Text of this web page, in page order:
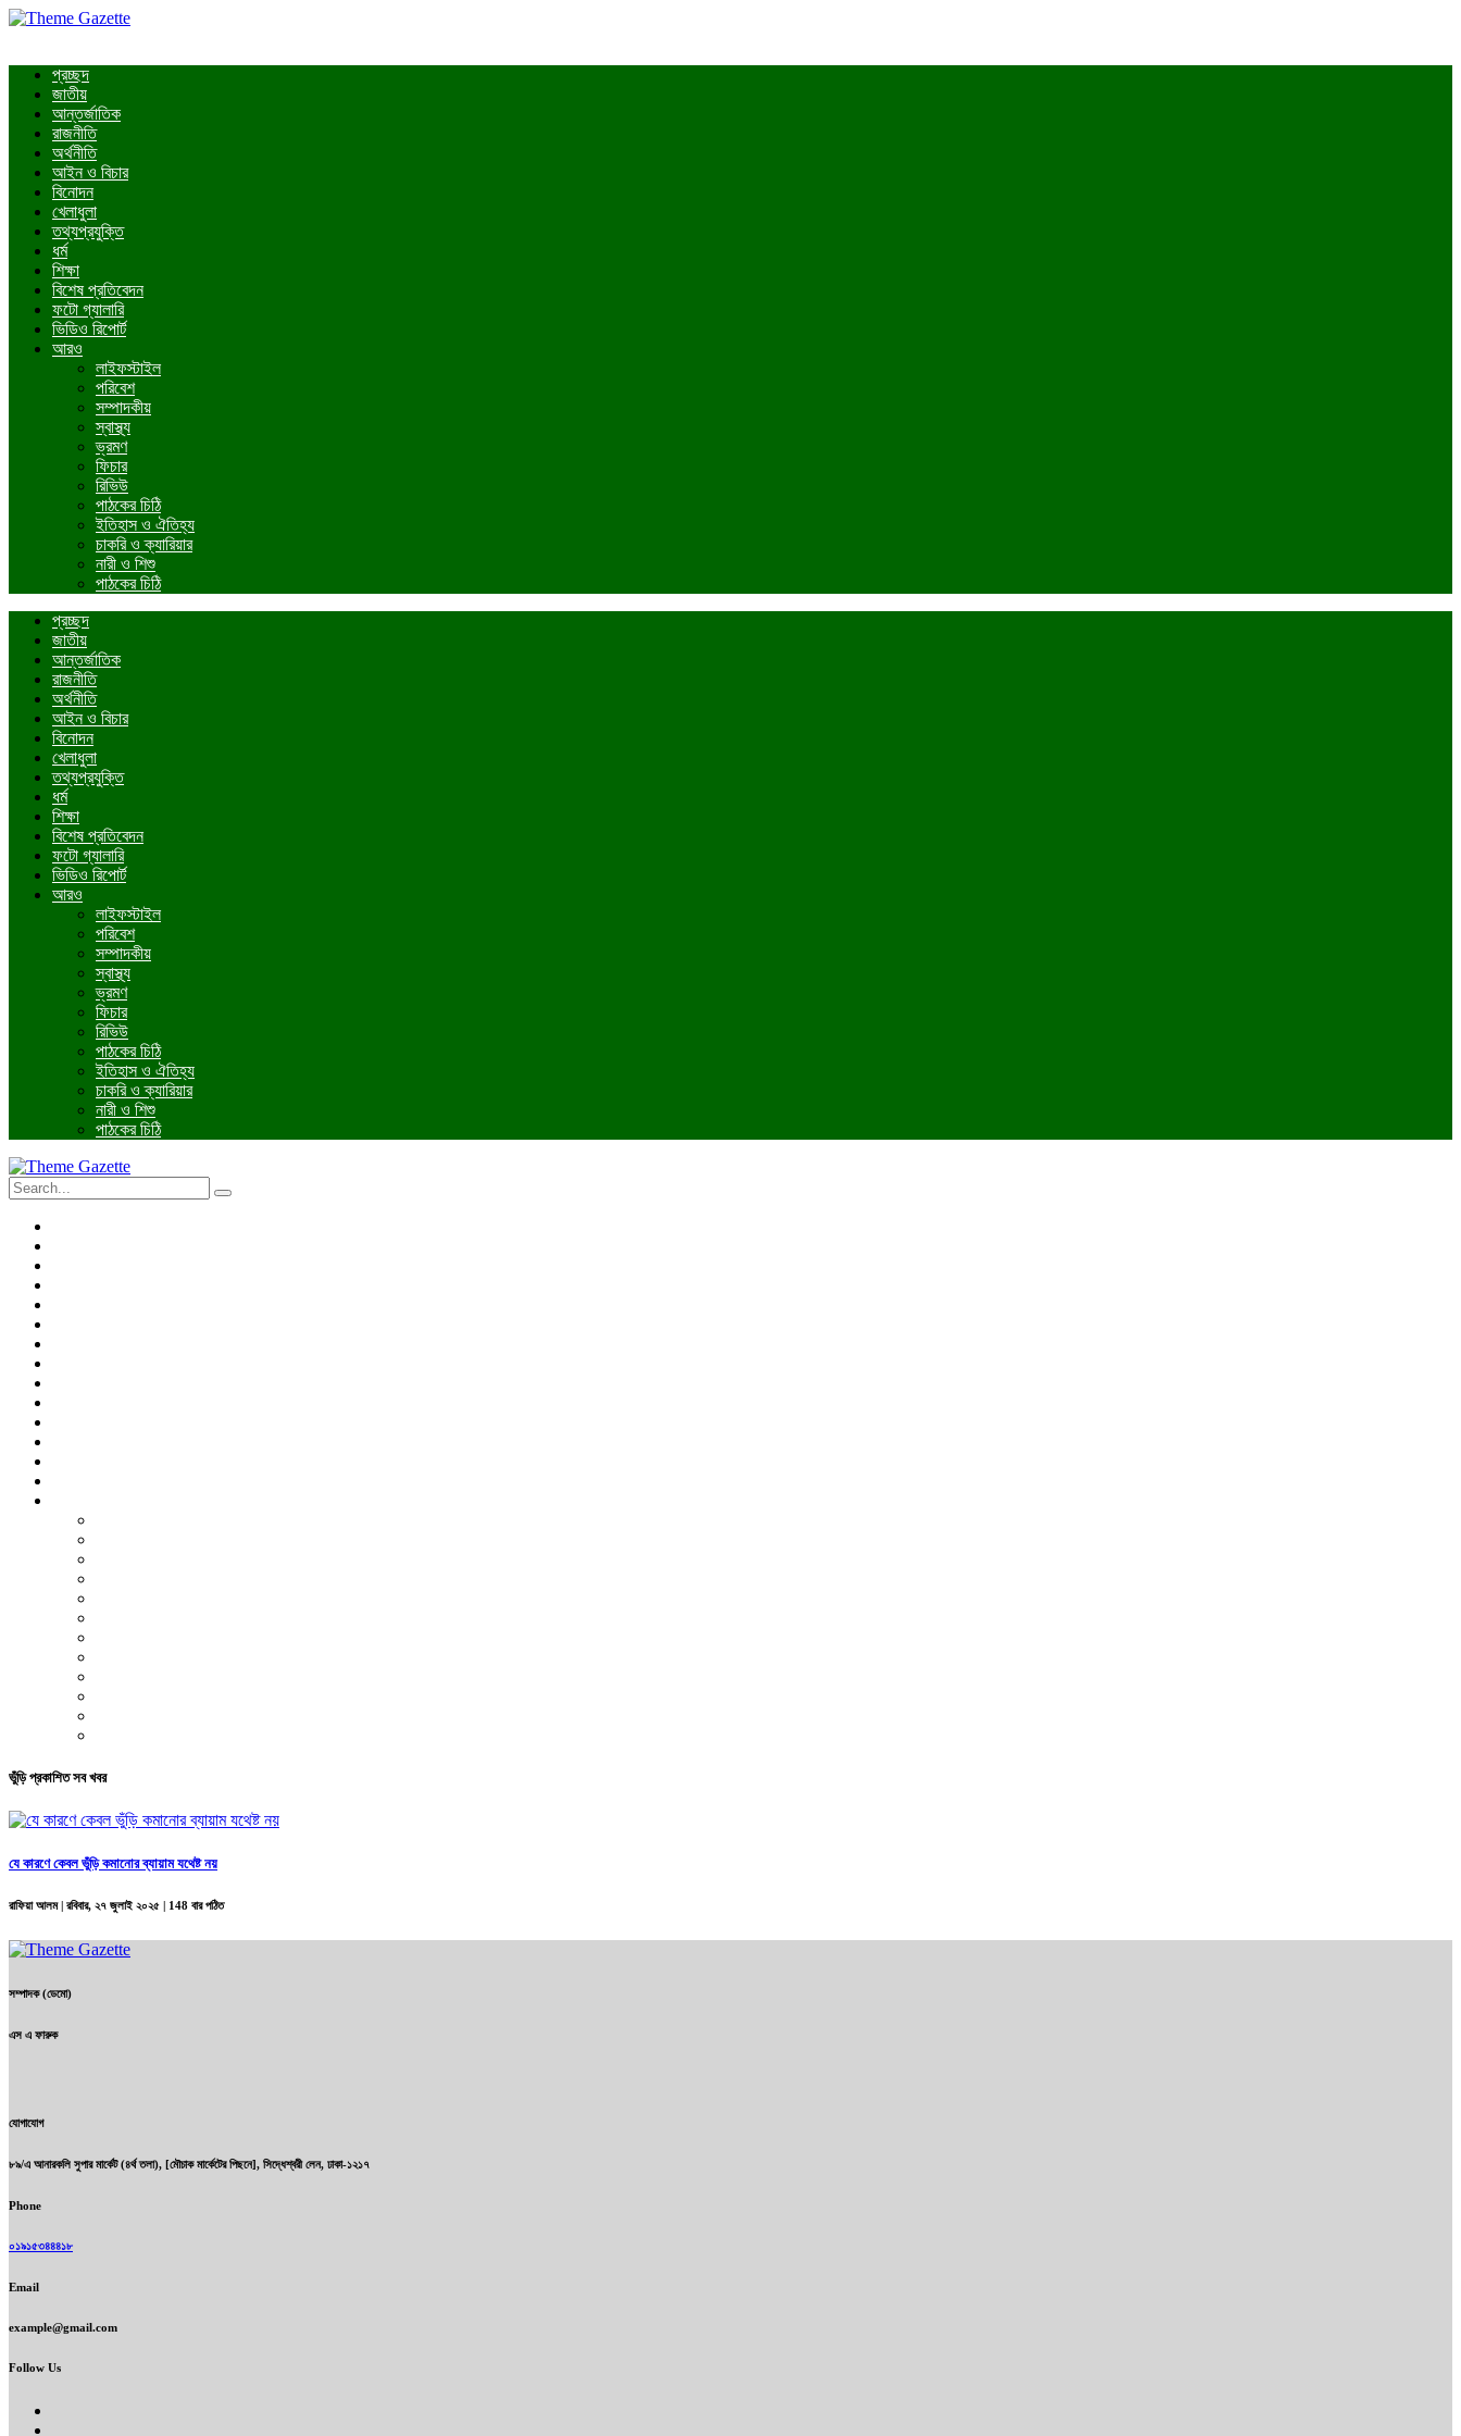
প্রচ্ছদ
জাতীয়
আন্তর্জাতিক
রাজনীতি
অর্থনীতি
আইন ও বিচার
বিনোদন
খেলাধুলা
তথ্যপ্রযুক্তি
ধর্ম
শিক্ষা
বিশেষ প্রতিবেদন
ফটো গ্যালারি
ভিডিও রিপোর্ট
আরও
লাইফস্টাইল
পরিবেশ
সম্পাদকীয়
স্বাস্থ্য
ভ্রমণ
ফিচার
রিভিউ
পাঠকের চিঠি
ইতিহাস ও ঐতিহ্য
চাকরি ও ক্যারিয়ার
নারী ও শিশু
পাঠকের চিঠি
প্রচ্ছদ
জাতীয়
আন্তর্জাতিক
রাজনীতি
অর্থনীতি
আইন ও বিচার
বিনোদন
খেলাধুলা
তথ্যপ্রযুক্তি
ধর্ম
শিক্ষা
বিশেষ প্রতিবেদন
ফটো গ্যালারি
ভিডিও রিপোর্ট
আরও
লাইফস্টাইল
পরিবেশ
সম্পাদকীয়
স্বাস্থ্য
ভ্রমণ
ফিচার
রিভিউ
পাঠকের চিঠি
ইতিহাস ও ঐতিহ্য
চাকরি ও ক্যারিয়ার
নারী ও শিশু
পাঠকের চিঠি
ভুঁড়ি প্রকাশিত সব খবর
যে কারণে কেবল ভুঁড়ি কমানোর ব্যায়াম যথেষ্ট নয়
রাফিয়া আলম | রবিবার, ২৭ জুলাই ২০২৫ | 148 বার পঠিত
সম্পাদক (ডেমো)
এস এ ফারুক
যোগাযোগ
৮৯/এ আনারকলি সুপার মার্কেট (৪র্থ তলা), [মৌচাক মার্কেটের পিছনে], সিদ্ধেশ্বরী লেন, ঢাকা-১২১৭
Phone
০১৯১৫৩৪৪৪১৮
Email
example@gmail.com
Follow Us